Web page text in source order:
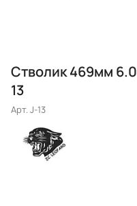
Стволик 469мм
13
Арт.J-13